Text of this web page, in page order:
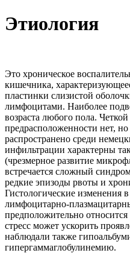
Этиология
Это хроническое
кишечника,
пластинки слизистой
лимфоцитами. Наиболее
возраста любого пола.
предрасположенности нет, но
распространено среди
инфильтрации характерны
(чрезмерное развитие
встречается сложный
редкие эпизоды рвоты и
Гистологические изменения
лимфоцитарно-
предположительно
стресс может ускорить
наблюдали также
гипергаммаглобулинемию.